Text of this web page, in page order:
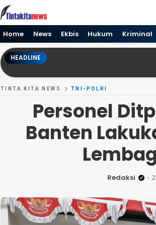
Tinta kita News
Informasi Terkini
Home News Ekbis Hukum Kriminal
HEADLINE
TINTA KITA NEWS TNI-POLRI
Personel
Banten
Redaksi